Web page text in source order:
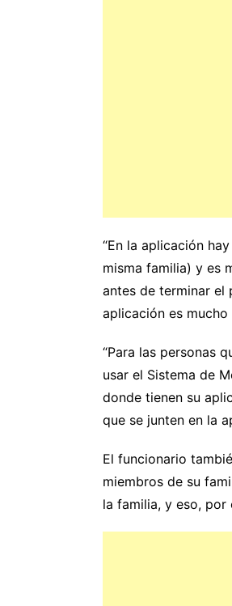
“En la aplicación
misma familia) y es
antes de terminar el
aplicación es
“Para las personas
usar el Sistema de
donde tienen su
que se junten en la
El funcionario
miembros de su
la familia, y eso, por